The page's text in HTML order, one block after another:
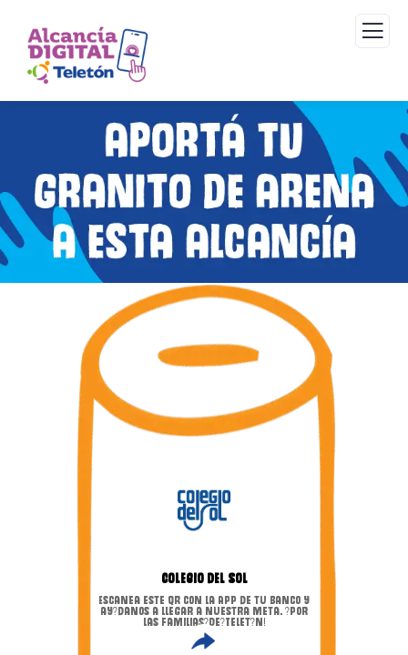
Colegio del sol
Escanea este QR con la APP de tu banco y
ay?danos a llegar a nuestra meta. ?Por
las familias?de?Telet?n!